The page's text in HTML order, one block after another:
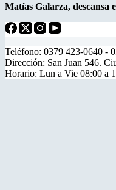
Matías Galarza, descansa
Teléfono: 0379 423-0640 -
Dirección: San Juan 546.
Horario: Lun a Vie 08:00 a